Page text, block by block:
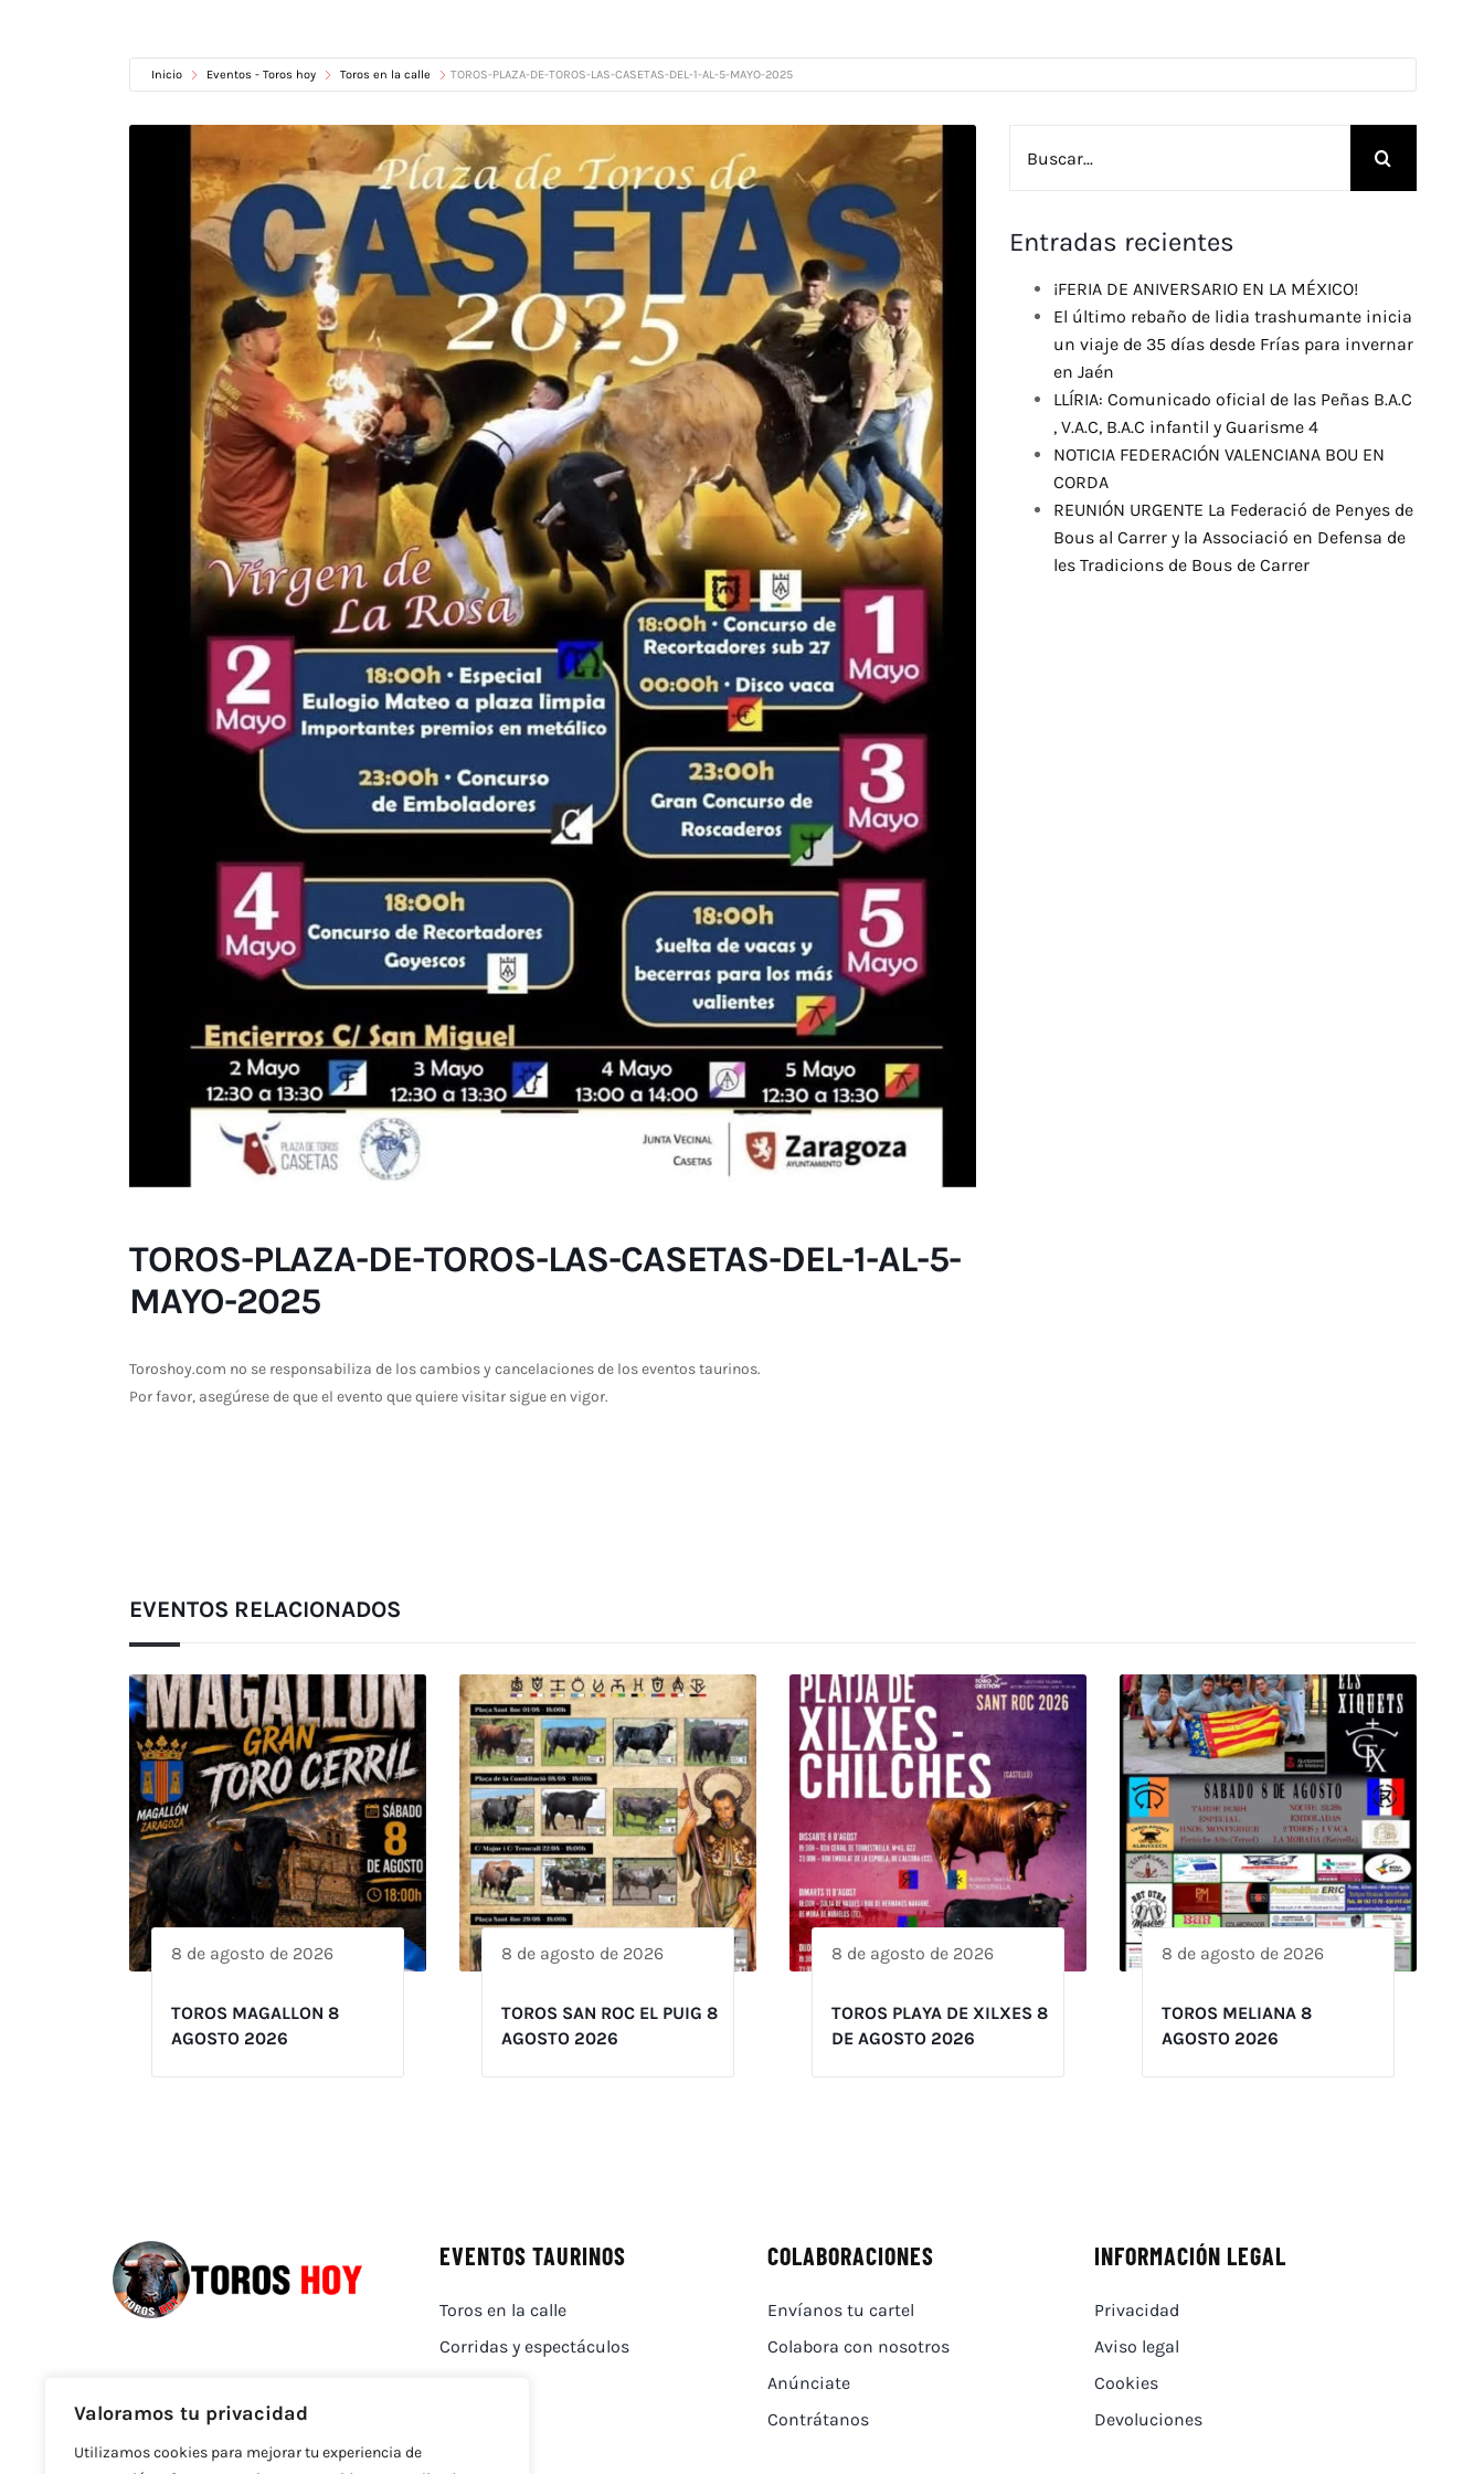
Valoramos tu privacidad
Utilizamos cookies para mejorar tu experiencia de
Inicio Eventos - Toros hoy Toros en la calle TOROS-PLAZA-DE-TOROS-LAS-CASETAS-DEL-1-AL-5-MAYO-2025
TOROS-PLAZA-DE-TOROS-LAS-CASETAS-DEL-1-AL-5-
MAYO-2025
Toroshoy.com no se responsabiliza de los cambios y cancelaciones de los eventos taurinos.
Por favor, asegúrese de que el evento que quiere visitar sigue en vigor.
Entradas recientes
¡FERIA DE ANIVERSARIO EN LA MÉXICO!
El último rebaño de lidia trashumante inicia
un viaje de 35 días desde Frías para invernar
en Jaén
LLÍRIA: Comunicado oficial de las Peñas B.A.C
, V.A.C, B.A.C infantil y Guarisme 4
NOTICIA FEDERACIÓN VALENCIANA BOU EN
CORDA
REUNIÓN URGENTE La Federació de Penyes de
Bous al Carrer y la Associació en Defensa de
les Tradicions de Bous de Carrer
EVENTOS RELACIONADOS
8 de agosto de 2026
TOROS MAGALLON 8
AGOSTO 2026
8 de agosto de 2026
TOROS SAN ROC EL PUIG 8
AGOSTO 2026
8 de agosto de 2026
TOROS PLAYA DE XILXES 8
DE AGOSTO 2026
8 de agosto de 2026
TOROS MELIANA 8
AGOSTO 2026
EVENTOS TAURINOS
Toros en la calle
Corridas y espectáculos
COLABORACIONES
Envíanos tu cartel
Colabora con nosotros
Anúnciate
Contrátanos
INFORMACIÓN LEGAL
Privacidad
Aviso legal
Cookies
Devoluciones